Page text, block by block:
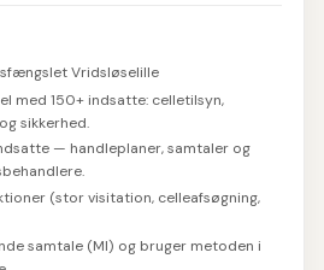
Vridsløselille
med 150+ indsatte: celletilsyn,
sikkerhed.
— handleplaner, samtaler og
(stor visitation, celleafsøgning,
samtale (MI) og bruger metoden i